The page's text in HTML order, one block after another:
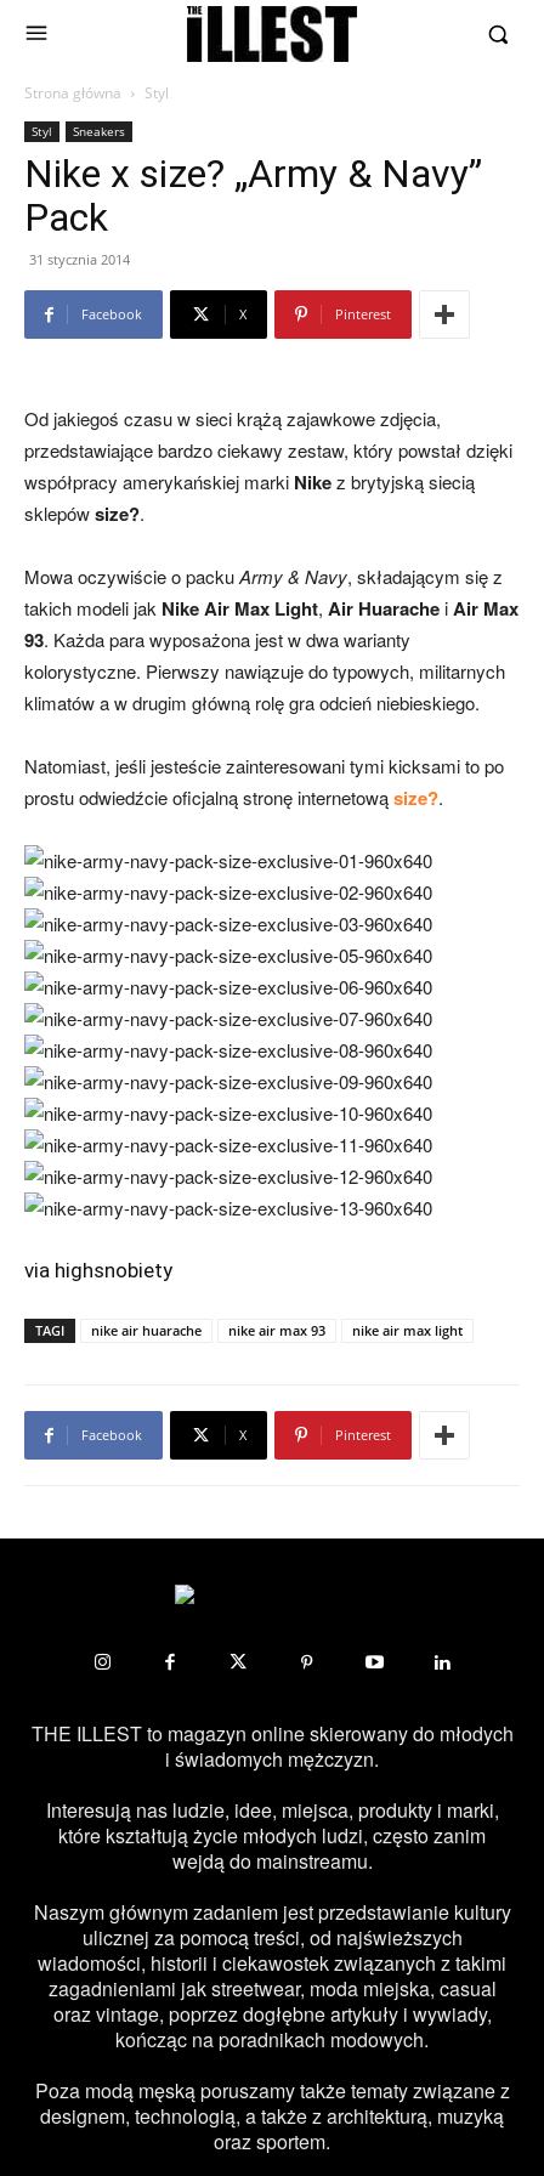
Strona główna Styl
Styl Sneakers
Nike x size? „Army & Navy”
Pack
31 stycznia 2014
Facebook X Pinterest
Od jakiegoś czasu w sieci krążą zajawkowe zdjęcia,
przedstawiające bardzo ciekawy zestaw, który powstał dzięki
współpracy amerykańskiej marki Nikez brytyjską siecią
sklepówsize?.
Mowa oczywiście o packuArmy & Navy, składającym się z
takich modeli jak Nike Air Max Light, Air HuaracheiAir Max
93. Każda para wyposażona jest w dwa warianty
kolorystyczne. Pierwszy nawiązuje do typowych, militarnych
klimatów a w drugim główną rolę gra odcień niebieskiego.
Natomiast, jeśli jesteście zainteresowani tymi kicksami to po
prostu odwiedźcie oficjalną stronę internetowąsize?.
via highsnobiety
TAGI nike air huarache nike air max 93 nike air max light
Facebook X Pinterest
THE ILLEST to magazyn online skierowany do młodych
i świadomych mężczyzn.
Interesują nas ludzie, idee, miejsca, produkty i marki,
które kształtują życie młodych ludzi, często zanim
wejdą do mainstreamu.
Naszym głównym zadaniem jest przedstawianie kultury
ulicznej za pomocą treści, od najświeższych
wiadomości, historii i ciekawostek związanych z takimi
zagadnieniami jak streetwear, moda miejska, casual
oraz vintage, poprzez dogłębne artykuły i wywiady,
kończąc na poradnikach modowych.
Poza modą męską poruszamy także tematy związane z
designem, technologią, a także z architekturą, muzyką
oraz sportem.